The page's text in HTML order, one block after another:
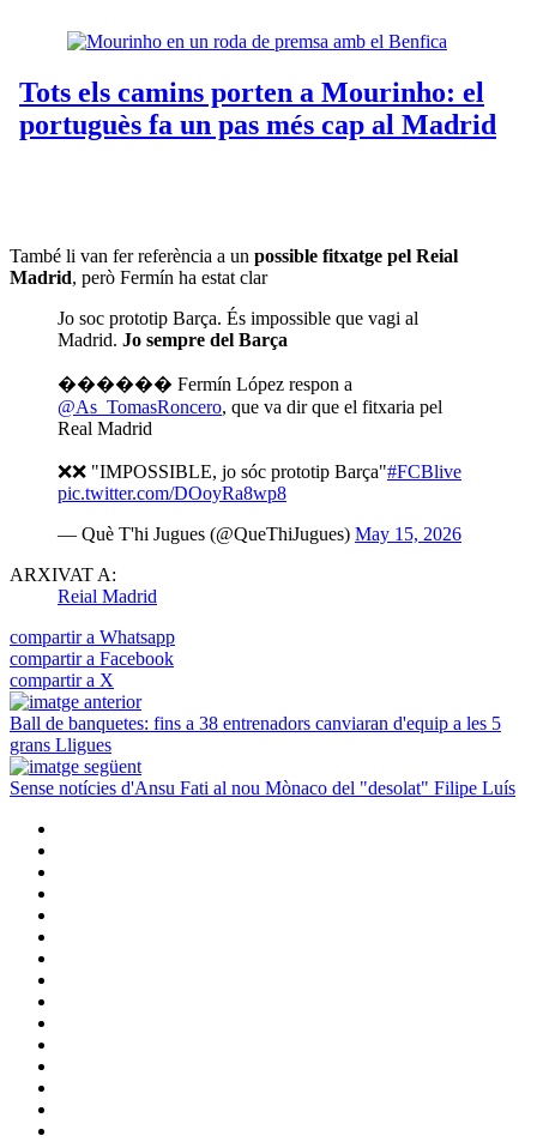
També li van fer referència a un possible fitxatge pel Reial
Madrid, però Fermín ha estat clar
Jo soc prototip Barça. És impossible que vagi al
Madrid. Jo sempre del Barça
������ Fermín López respon a
@As_TomasRoncero, que va dir que el fitxaria pel
Real Madrid
❌❌ "IMPOSSIBLE, jo sóc prototip Barça"#FCBlive
pic.twitter.com/DOoyRa8wp8
— Què T'hi Jugues (@QueThiJugues) May 15, 2026
ARXIVAT A:
Reial Madrid
compartir a Whatsapp
compartir a Facebook
compartir a X
Ball de banquetes: fins a 38 entrenadors canviaran d'equip a les 5
grans Lligues
Sense notícies d'Ansu Fati al nou Mònaco del "desolat" Filipe Luís